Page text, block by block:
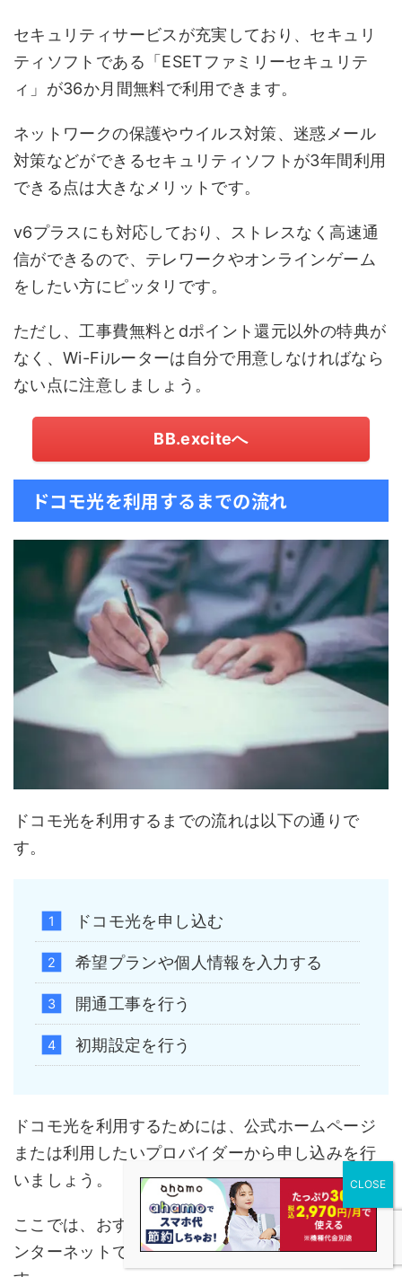
セキュリティサービスが充実しており、セキュリ
ティソフトである「ESETファミリーセキュリテ
ィ」が36か月間無料で利用できます。
ネットワークの保護やウイルス対策、迷惑メール
対策などができるセキュリティソフトが3年間利用
できる点は大きなメリットです。
v6プラスにも対応しており、ストレスなく高速通
信ができるので、テレワークやオンラインゲーム
をしたい方にピッタリです。
ただし、工事費無料とdポイント還元以外の特典が
なく、Wi-Fiルーターは自分で用意しなければなら
ない点に注意しましょう。
BB.exciteへ
ドコモ光を利用するまでの流れ
ドコモ光を利用するまでの流れは以下の通りで
す。
ドコモ光を申し込む
希望プランや個人情報を入力する
開通工事を行う
初期設定を行う
ドコモ光を利用するためには、公式ホームページ
または利用したいプロバイダーから申し込みを行
いましょう。
ここでは、おすすめのプロバイダーであるOCN イ
ンターネットで申し込む方法を詳しく紹介しま